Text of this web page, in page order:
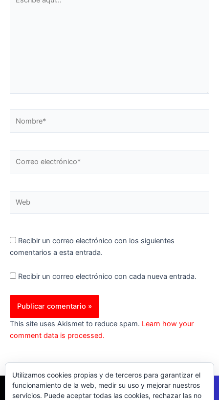
aquí...
electrónico*
Recibir un correo electrónico con los siguientes
comentarios a esta entrada.
Recibir un correo electrónico con cada nueva entrada.
This site uses Akismet to reduce spam. Learn how your
comment data is processed.
Utilizamos cookies propias y de terceros para garantizar el
funcionamiento de la web, medir su uso y mejorar nuestros
servicios. Puede aceptar todas las cookies, rechazar las no